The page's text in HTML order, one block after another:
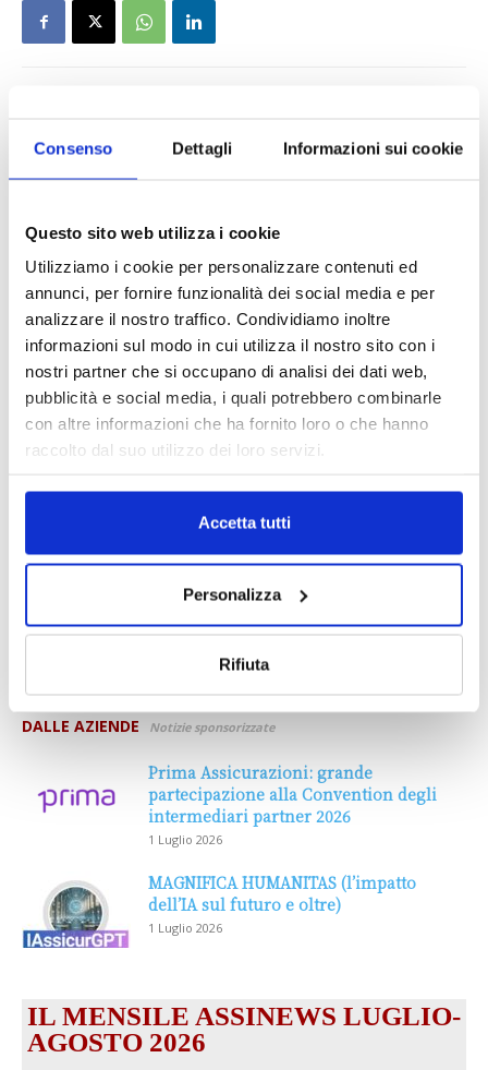
Consenso Dettagli Informazioni sui cookie
Questo sito web utilizza i cookie
Utilizziamo i cookie per personalizzare contenuti ed
annunci, per fornire funzionalità dei social media e per
analizzare il nostro traffico. Condividiamo inoltre
informazioni sul modo in cui utilizza il nostro sito con i
nostri partner che si occupano di analisi dei dati web,
pubblicità e social media, i quali potrebbero combinarle
con altre informazioni che ha fornito loro o che hanno
raccolto dal suo utilizzo dei loro servizi.
Accetta tutti
Personalizza
Rifiuta
DALLE AZIENDE Notizie sponsorizzate
Prima Assicurazioni: grande
partecipazione alla Convention degli
intermediari partner 2026
1 Luglio 2026
MAGNIFICA HUMANITAS (l’impatto
dell’IA sul futuro e oltre)
1 Luglio 2026
IL MENSILE ASSINEWS LUGLIO-
AGOSTO 2026